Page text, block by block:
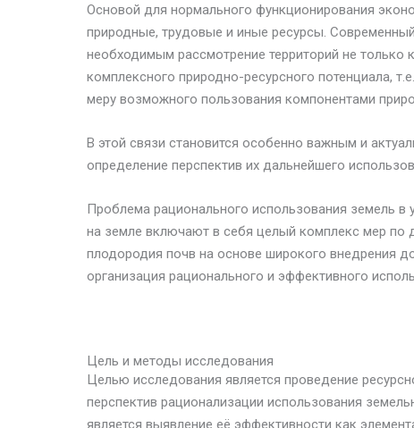
Основой для нормального функционирования
природные, трудовые и иные ресурсы.
необходимым рассмотрение территорий не только
комплексного природно-ресурсного потенциала,
меру возможного пользования компонентами
В этой связи становится особенно важным и
определение перспектив их дальнейшего
Проблема рационального использования земель в
на земле включают в себя целый комплекс мер по
плодородия почв на основе широкого внедрения
организация рационального и эффективного
Цель и методы исследования
Целью исследования является проведение
перспектив рационализации использования
является выявление её эффективности как